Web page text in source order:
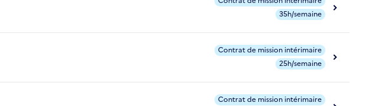
35h/semaine
Contrat de mission intérimaire
25h/semaine
Contrat de mission intérimaire